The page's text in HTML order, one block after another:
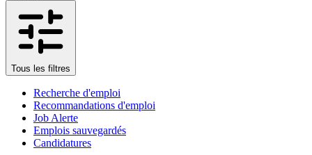
Tous les filtres
Recherche d'emploi
Recommandations d'emploi
Job Alerte
Emplois sauvegardés
Candidatures